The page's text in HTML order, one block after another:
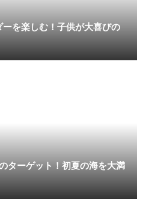
を楽しむ！子供が大喜びの
ターゲット！初夏の海を大満